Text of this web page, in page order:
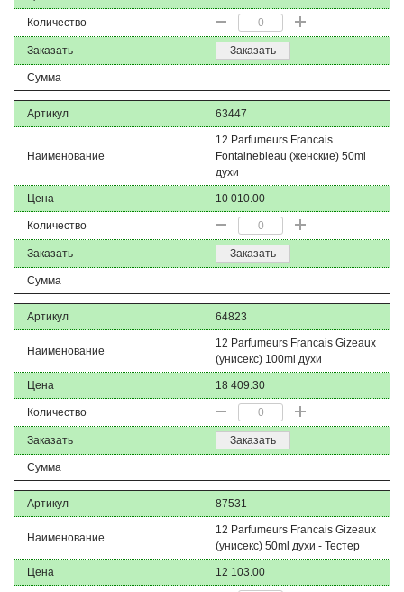
Количество
Заказать Заказать
Сумма
Артикул 63447
Наименование
12 Parfumeurs Francais
Fontainebleau (женские) 50ml
духи
Цена 10 010.00
Количество
Заказать Заказать
Сумма
Артикул 64823
Наименование
12 Parfumeurs Francais Gizeaux
(унисекс) 100ml духи
Цена 18 409.30
Количество
Заказать Заказать
Сумма
Артикул 87531
Наименование
12 Parfumeurs Francais Gizeaux
(унисекс) 50ml духи - Тестер
Цена 12 103.00